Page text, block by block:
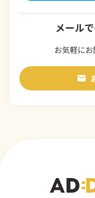
メール
お気軽に